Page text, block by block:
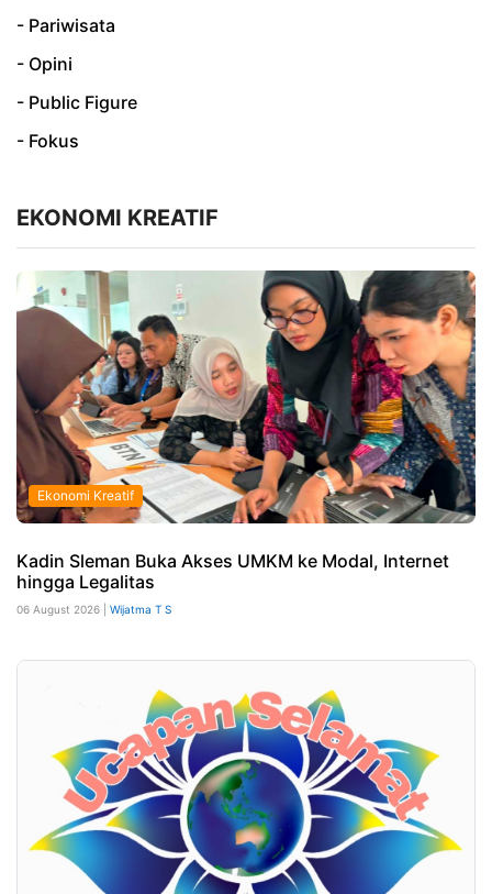
- Pariwisata
- Opini
- Public Figure
- Fokus
EKONOMI KREATIF
Ekonomi Kreatif
Kadin Sleman Buka Akses UMKM ke Modal, Internet
hingga Legalitas
06 August 2026 | Wijatma T S